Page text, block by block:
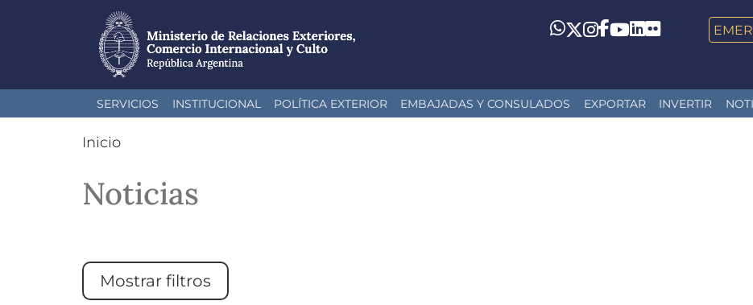
al
Whatsapp
Twitter
Instagram
Facebook
YouTube
LinkedIn
Flickr
SERVICIOS INSTITUCIONAL POLÍTICA EXTERIOR EMBAJADAS Y CONSULADOS EXPORTAR INVERTIR
Inicio
Noticias
Mostrar filtros